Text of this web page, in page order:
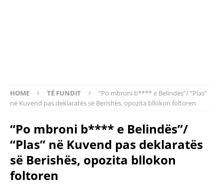
HOME TË FUNDIT
“Po mbroni b**** e Belindës”/ “Plas”
në Kuvend pas deklaratës së Berishës, opozita bllokon foltoren
“Po mbroni b**** e Belindës”/
“Plas” në Kuvend pas deklaratës
së Berishës, opozita bllokon
foltoren